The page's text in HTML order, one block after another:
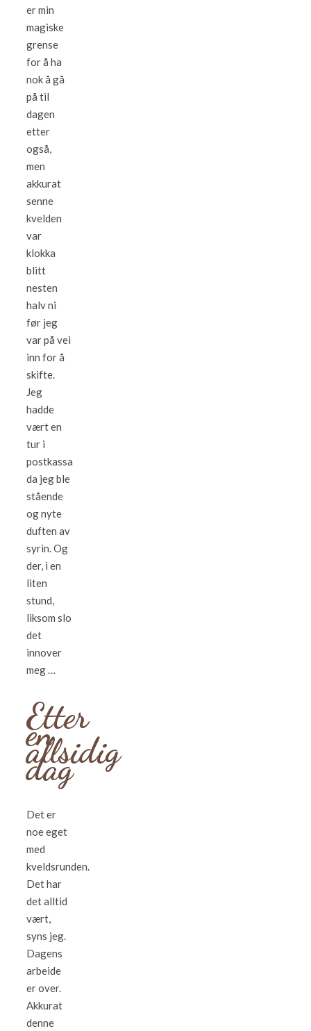
er min
magiske
grense
for å ha
nok å gå
på til
dagen
etter
også,
men
akkurat
senne
kvelden
var
klokka
blitt
nesten
halv ni
før jeg
var på vei
inn for å
skifte.
Jeg
hadde
vært en
tur i
postkassa
da jeg ble
stående
og nyte
duften av
syrin. Og
der, i en
liten
stund,
liksom slo
det
innover
meg …
Etter
en
allsidig
dag
Det er
noe eget
med
kveldsrunden.
Det har
det alltid
vært,
syns jeg.
Dagens
arbeide
er over.
Akkurat
denne